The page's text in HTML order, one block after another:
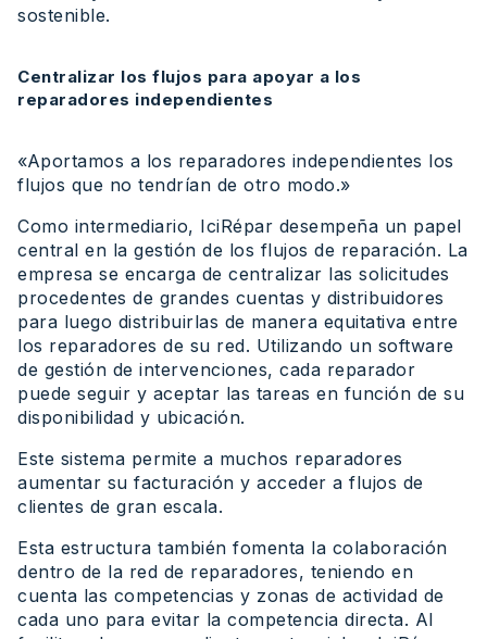
sostenible.
Centralizar los flujos para apoyar a los
reparadores independientes
«Aportamos a los reparadores independientes los
flujos que no tendrían de otro modo.»
Como intermediario, IciRépar desempeña un papel
central en la gestión de los flujos de reparación. La
empresa se encarga de centralizar las solicitudes
procedentes de grandes cuentas y distribuidores
para luego distribuirlas de manera equitativa entre
los reparadores de su red. Utilizando un software
de gestión de intervenciones, cada reparador
puede seguir y aceptar las tareas en función de su
disponibilidad y ubicación.
Este sistema permite a muchos reparadores
aumentar su facturación y acceder a flujos de
clientes de gran escala.
Esta estructura también fomenta la colaboración
dentro de la red de reparadores, teniendo en
cuenta las competencias y zonas de actividad de
cada uno para evitar la competencia directa. Al